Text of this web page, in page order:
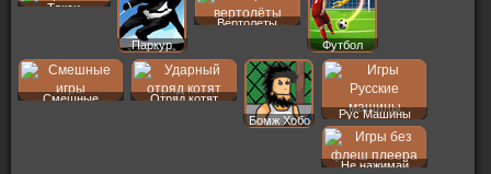
Такси
Паркур
Вертолеты
Футбол
Смешные
Отряд котят
Бомж Хобо
Рус Машины
Не нажимай